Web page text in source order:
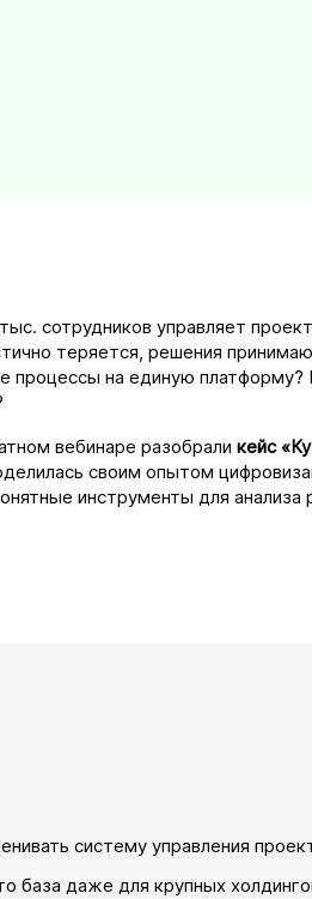
сотрудников управляет
теряется, решения
процессы на единую
вебинаре разобрали кейс
своим опытом
инструменты для анализа
систему управления
база даже для крупных